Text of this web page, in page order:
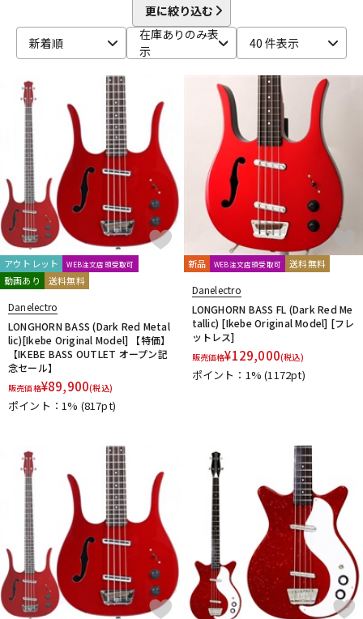
ウクレレ
ドラム パーカッション
キーボード 電子ピアノ
管楽器 その他楽器
エフェクター
DTM
配信/ライブ機器 楽器アクセサリ
中古 ヴィンテージ
更に絞り込む
新着順
在庫ありのみ表
示
40 件表示
アウトレット WEB注文店頭受取可
動画あり 送料無料
Danelectro
LONGHORN BASS (Dark Red Metal
lic)[Ikebe Original Model] 【特価】
【IKEBE BASS OUTLET オープン記
念セール】
販売価格¥89,900(税込)
ポイント：1% (817pt)
新品 WEB注文店頭受取可 送料無料
Danelectro
LONGHORN BASS FL (Dark Red Me
tallic) [Ikebe Original Model] [フレ
ットレス]
販売価格¥129,000(税込)
ポイント：1%(1172pt)